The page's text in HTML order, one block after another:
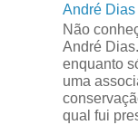
André Dias
Não
André
enquanto
uma
qual fui